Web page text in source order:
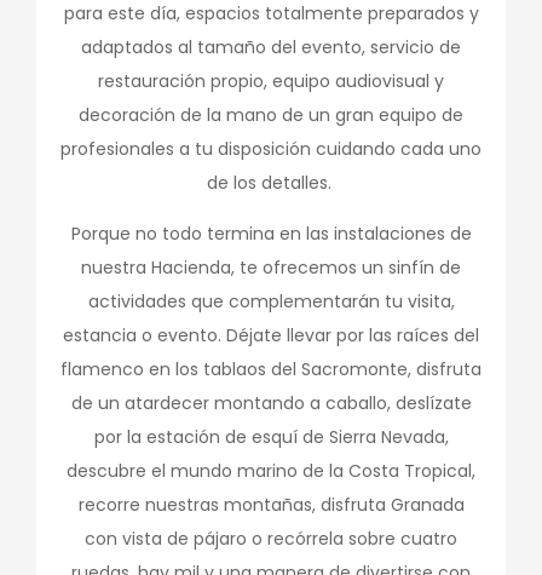
para este día, espacios totalmente preparados y
adaptados al tamaño del evento, servicio de
restauración propio, equipo audiovisual y
decoración de la mano de un gran equipo de
profesionales a tu disposición cuidando cada uno
de los detalles.
Porque no todo termina en las instalaciones de
nuestra Hacienda, te ofrecemos un sinfín de
actividades que complementarán tu visita,
estancia o evento. Déjate llevar por las raíces del
flamenco en los tablaos del Sacromonte, disfruta
de un atardecer montando a caballo, deslízate
por la estación de esquí de Sierra Nevada,
descubre el mundo marino de la Costa Tropical,
recorre nuestras montañas, disfruta Granada
con vista de pájaro o recórrela sobre cuatro